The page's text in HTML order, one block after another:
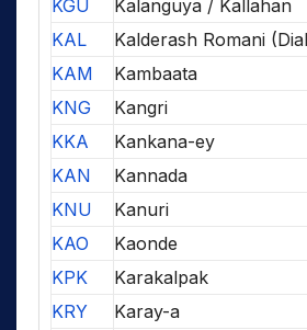
KGU
Kalanguya / Kallahan
KAL
Kalderash Romani
KAM
Kambaata
KNG
Kangri
KKA
Kankana-ey
KAN
Kannada
KNU
Kanuri
KAO
Kaonde
KPK
Karakalpak
KRY
Karay-a